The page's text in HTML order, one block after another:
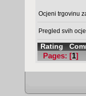
Ocjeni trgovinu
Pregled svih
Rating
Pages: [1]